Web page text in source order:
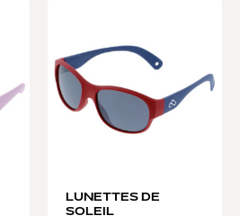
LUNETTES DE
SOLEIL